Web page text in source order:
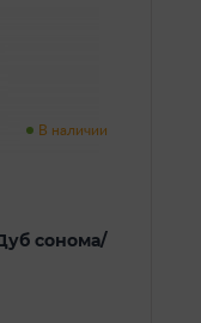
В наличии
сонома/